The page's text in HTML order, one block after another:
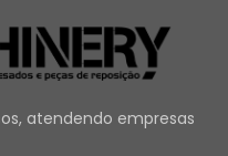
e altas
acabamento
severos, como
pavimentação,
de energia.
atendendo empresas